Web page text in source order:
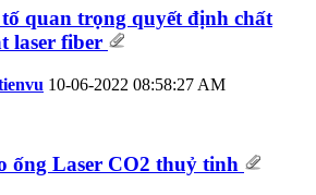
quan trọng quyết định chất
laser fiber
10-06-2022 08:58:27 AM
ống Laser CO2 thuỷ tinh